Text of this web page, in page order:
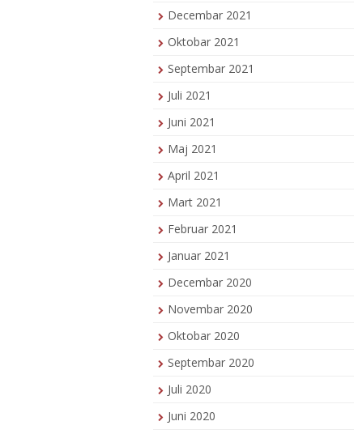
Decembar 2021
Oktobar 2021
Septembar 2021
Juli 2021
Juni 2021
Maj 2021
April 2021
Mart 2021
Februar 2021
Januar 2021
Decembar 2020
Novembar 2020
Oktobar 2020
Septembar 2020
Juli 2020
Juni 2020